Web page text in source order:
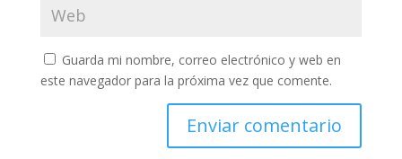
Guarda mi nombre, correo electrónico y web en
este navegador para la próxima vez que comente.